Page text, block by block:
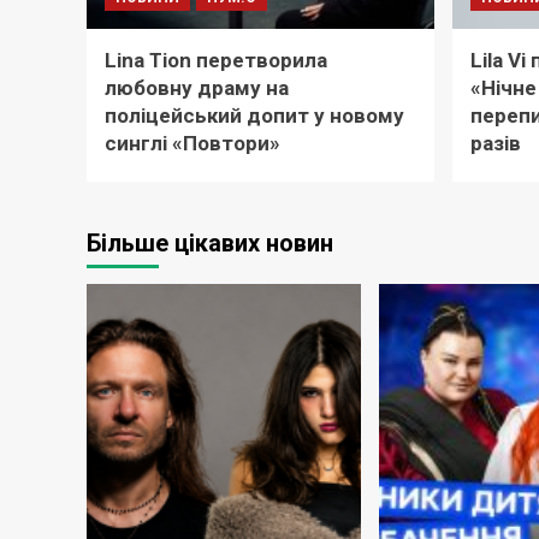
Lina Tion перетворила
любовну драму на
поліцейський допит у новому
синглі «Повтори»
Lila Vi
разів
Більше цікавих новин